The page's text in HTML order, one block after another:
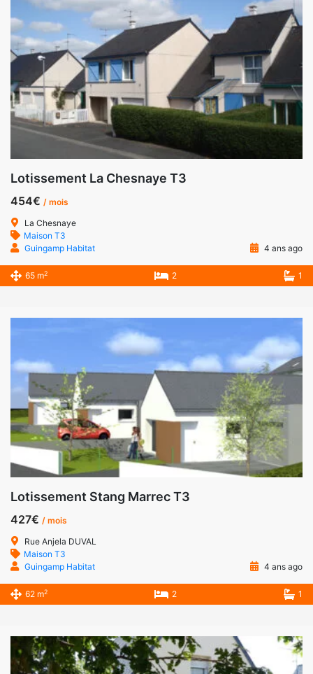
Lotissement La Chesnaye T3
454€ / mois
La Chesnaye
Maison T3
Guingamp Habitat
4 ans ago
65 m2 2 1
Lotissement Stang Marrec T3
427€ / mois
Rue Anjela DUVAL
Maison T3
Guingamp Habitat
4 ans ago
62 m2 2 1